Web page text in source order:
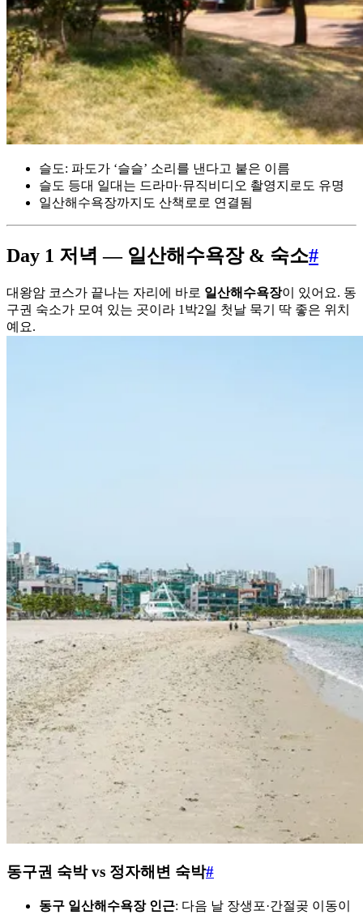
슬도: 파도가 ‘슬슬’ 소리를 낸다고 붙은 이름
슬도 등대 일대는 드라마·뮤직비디오 촬영지로도 유명
일산해수욕장까지도 산책로로 연결됨
Day 1 저녁 — 일산해수욕장 & 숙소#
대왕암 코스가 끝나는 자리에 바로 일산해수욕장이 있어요. 동
구권 숙소가 모여 있는 곳이라 1박2일 첫날 묵기 딱 좋은 위치
예요.
동구권 숙박 vs 정자해변 숙박#
동구 일산해수욕장 인근: 다음 날 장생포·간절곶 이동이